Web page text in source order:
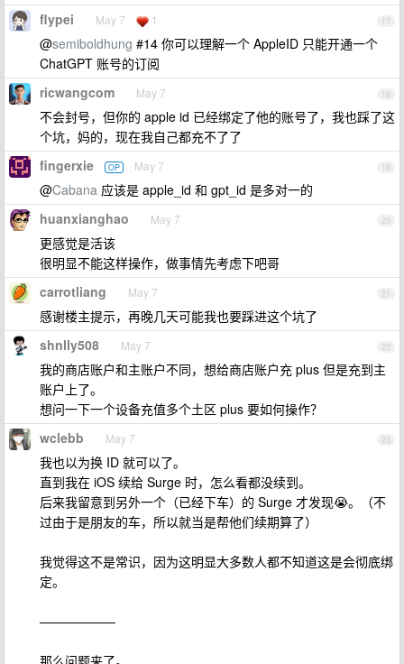
17
flypei May 7 1
@semiboldhung #14 你可以理解一个 AppleID 只能开通一个
ChatGPT 账号的订阅
18
ricwangcom May 7
不会封号，但你的 apple id 已经绑定了他的账号了，我也踩了这
个坑，妈的，现在我自己都充不了了
19
fingerxie OP May 7
@Cabana 应该是 apple_id 和 gpt_id 是多对一的
20
huanxianghao May 7
更感觉是活该
很明显不能这样操作，做事情先考虑下吧哥
21
carrotliang May 7
感谢楼主提示，再晚几天可能我也要踩进这个坑了
22
shnlly508 May 7
我的商店账户和主账户不同，想给商店账户充 plus 但是充到主
账户上了。
想问一下一个设备充值多个土区 plus 要如何操作？
23
wclebb May 7
我也以为换 ID 就可以了。
直到我在 iOS 续给 Surge 时，怎么看都没续到。
后来我留意到另外一个（已经下车）的 Surge 才发现😭。（不
过由于是朋友的车，所以就当是帮他们续期算了）
我觉得这不是常识，因为这明显大多数人都不知道这是会彻底绑
定。
——————
那么问题来了。